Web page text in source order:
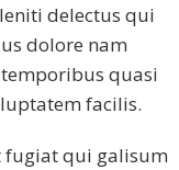
delectus qui
dolore nam
quasi
facilis.
fugiat qui galisum